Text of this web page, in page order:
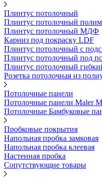
Плинтус потолочный
Плинтус потолочный
Плинтус потолочный МДФ
Карниз под покраску LDF
Плинтус потолочный с
Плинтус потолочный под
Плинтус потолочный
Розетка потолочная из
Потолочные панели
Потолочные панели Maler
Потолочные Бамбуковые
Пробковые покрытия
Напольная пробка замковая
Напольная пробка клеевая
Настенная пробка
Сопутствующие товары